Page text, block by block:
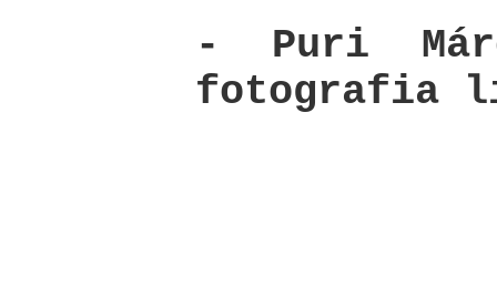
- Puri
fotografia